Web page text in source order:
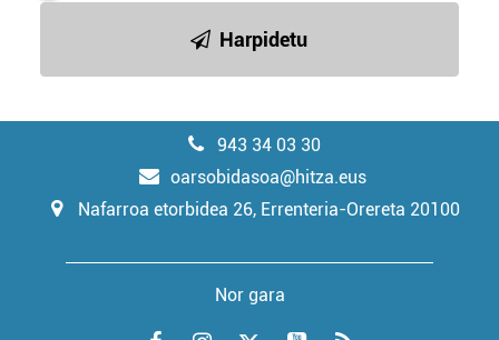
Harpidetu
943 34 03 30
oarsobidasoa@hitza.eus
Nafarroa etorbidea 26, Errenteria-Orereta 20100
Nor gara